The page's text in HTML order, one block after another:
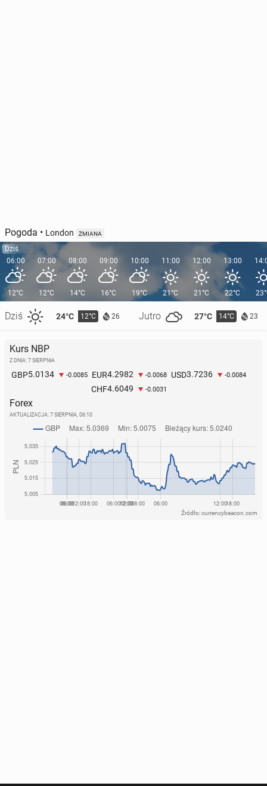
Pogoda • London ZMIANA
Dziś
06:00
12°C
Dziś 24°C 12°C 26 Jutro 27°C 14°C 23
07:00
12°C
08:00
14°C
09:00
16°C
10:00
19°C
11:00
21°C
12:00
21°C
13:00
22°C
Kurs NBP
Z DNIA: 7 SIERPNIA
GBP5.0134 -0.0085 EUR4.2982 -0.0068 USD3.7236 -0.0084
CHF4.6049 -0.0031
Forex
AKTUALIZACJA: 7 SIERPNIA, 06:10
Źródło: currencybeacon.com